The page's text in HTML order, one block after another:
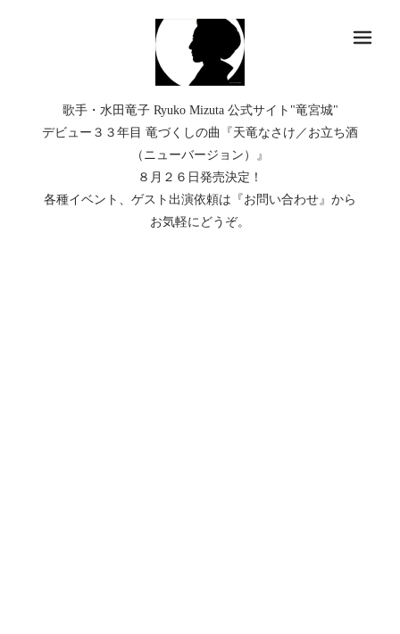
歌手・水田竜子 Ryuko Mizuta 公式サイト"竜宮城"
デビュー３３年目 竜づくしの曲『天竜なさけ／お立ち酒
（ニューバージョン）』
８月２６日発売決定！
各種イベント、ゲスト出演依頼は『お問い合わせ』から
お気軽にどうぞ。